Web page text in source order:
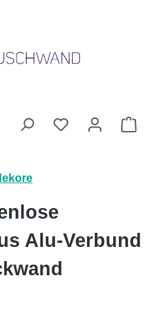
Du hast 0
Alu-Verbund